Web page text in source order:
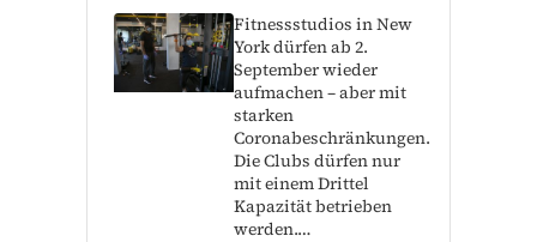
Fitnessstudios in New
York dürfen ab 2.
September wieder
aufmachen – aber mit
starken
Coronabeschränkungen.
Die Clubs dürfen nur
mit einem Drittel
Kapazität betrieben
werden.…